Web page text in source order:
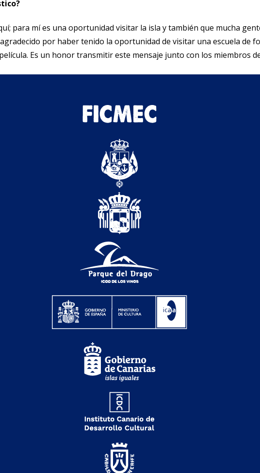
para mí es una oportunidad visitar la isla y también que mucha
por haber tenido la oportunidad de visitar una escuela de
Es un honor transmitir este mensaje junto con los miembros de